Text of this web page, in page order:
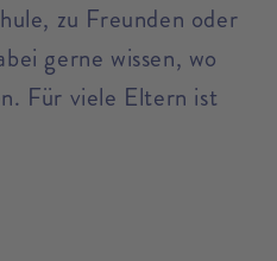
zu Freunden oder
gerne wissen, wo
Für viele Eltern ist